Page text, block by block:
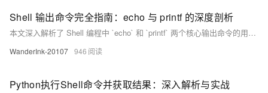
Shell 输出命令完全指南：echo 与 printf 的深度剖析
本文深入解析了 Shell 编程中 `echo` 和 `printf` 两个核心输出命令的用法与区别。`echo` 简单易用，适合基础输出；`printf` 功能强大，支持复杂格式化。文章从语法、转义序列、高级技巧到实际应用场景（如日志记录、进度显示）逐一讲解，并对比两者的性能与适用场景，帮助开发者根据需求灵活选择。最后通过进阶技巧和常见问题解答，进一步提升对两者的掌握程度。
WanderInk-20107 946
Python执行Shell命令并获取结果：深入解析与实战